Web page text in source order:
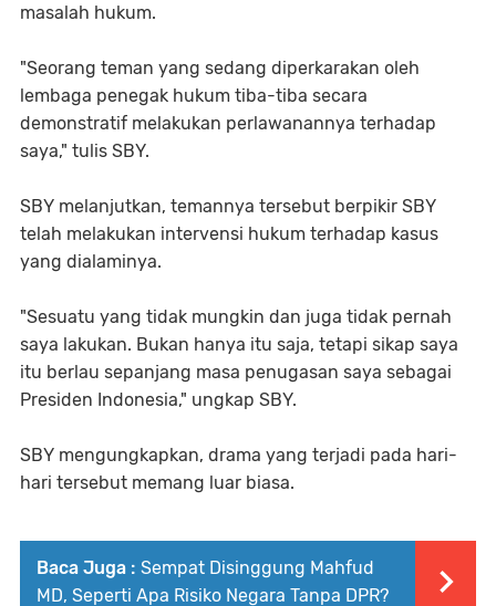
masalah hukum.
"Seorang teman yang sedang diperkarakan oleh
lembaga penegak hukum tiba-tiba secara
demonstratif melakukan perlawanannya terhadap
saya," tulis SBY.
SBY melanjutkan, temannya tersebut berpikir SBY
telah melakukan intervensi hukum terhadap kasus
yang dialaminya.
"Sesuatu yang tidak mungkin dan juga tidak pernah
saya lakukan. Bukan hanya itu saja, tetapi sikap saya
itu berlau sepanjang masa penugasan saya sebagai
Presiden Indonesia," ungkap SBY.
SBY mengungkapkan, drama yang terjadi pada hari-
hari tersebut memang luar biasa.
Baca Juga : Sempat Disinggung Mahfud
MD, Seperti Apa Risiko Negara Tanpa DPR?